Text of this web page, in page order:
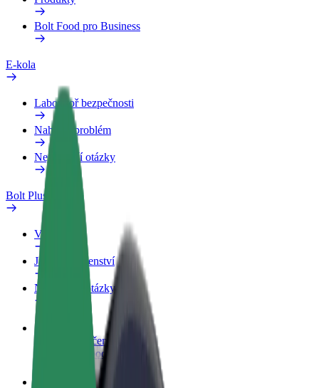
Bolt Food pro Business
E-kola
Laboratoř bezpečnosti
Nahlásit problém
Nejčastější otázky
Bolt Plus
Výhody
Jak získat členství
Nejčastější otázky
Staňte se řidičem
Vydělávejte podle sebe